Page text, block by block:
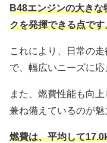
B48エンジンの大きな
クを発揮できる点です
これにより、日常の
で、幅広いニーズに応
また、燃費性能も向
兼ね備えているのが魅
燃費は、平均して